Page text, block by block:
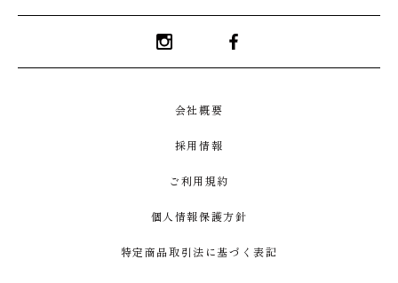
Instagram
会社概要
採用情報
ご利用規約
個人情報保護方針
特定商品取引法に基づく表記